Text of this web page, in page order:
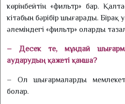
көрінбейтін «фильтр» бар.
кітабын бәрібір шығарады.
әлеміндегі «фильтр» оларды
– Десек те, мұндай
аударудың қа­жеті қанша?
– Ол шығармаларды
болар.